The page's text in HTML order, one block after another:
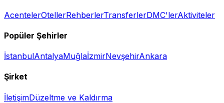
AcentelerOtellerRehberlerTransferlerDMC'lerAktiviteler
Popüler Şehirler
İstanbulAntalyaMuğlaİzmirNevşehirAnkara
Şirket
İletişimDüzeltme ve Kaldırma